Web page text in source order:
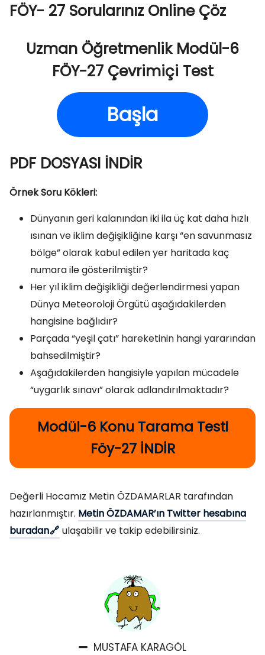
FÖY- 27 Sorularınız Online Çöz
Uzman Öğretmenlik Modül-6
FÖY-27 Çevrimiçi Test
Başla
PDF DOSYASI İNDİR
Örnek Soru Kökleri:
Dünyanın geri kalanından iki ila üç kat daha hızlı
ısınan ve iklim değişikliğine karşı “en savunmasız
bölge” olarak kabul edilen yer haritada kaç
numara ile gösterilmiştir?
Her yıl iklim değişikliği değerlendirmesi yapan
Dünya Meteoroloji Örgütü aşağıdakilerden
hangisine bağlıdır?
Parçada “yeşil çatı” hareketinin hangi yararından
bahsedilmiştir?
Aşağıdakilerden hangisiyle yapılan mücadele
“uygarlık sınavı” olarak adlandırılmaktadır?
Modül-6 Konu Tarama Testi
Föy-27 İNDİR
Değerli Hocamız Metin ÖZDAMARLAR tarafından
hazırlanmıştır. Metin ÖZDAMAR’ın Twitter hesabına
buradan
ulaşabilir ve takip edebilirsiniz.
MUSTAFA KARAGÖL